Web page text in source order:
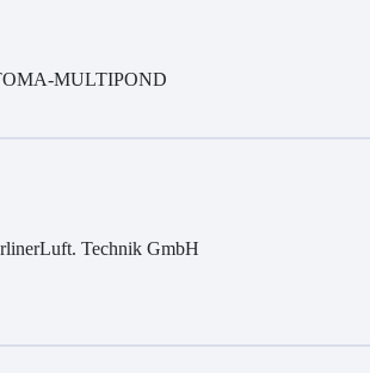
MULTIPOND
Technik GmbH